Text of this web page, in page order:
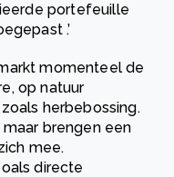
portefeuille
.’
momenteel de
op natuur
herbebossing.
brengen een
mee.
directe